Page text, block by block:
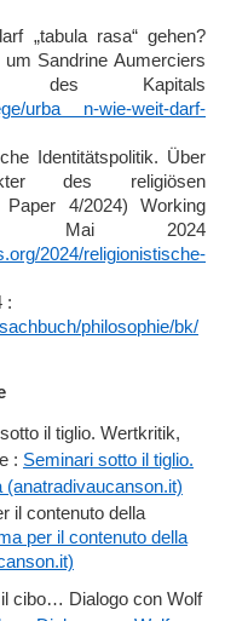
„tabula rasa“ gehen?
Sandrine Aumerciers
des Kapitals
urba n-wie-weit-darf-
Identitätspolitik. Über
des religiösen
Paper 4/2024) Working
Mai 2024
2024/religionistische-
:
philosophie/bk/
il tiglio. Wertkritik,
: Seminari sotto il tiglio.
il contenuto della
per il contenuto della
cibo… Dialogo con Wolf